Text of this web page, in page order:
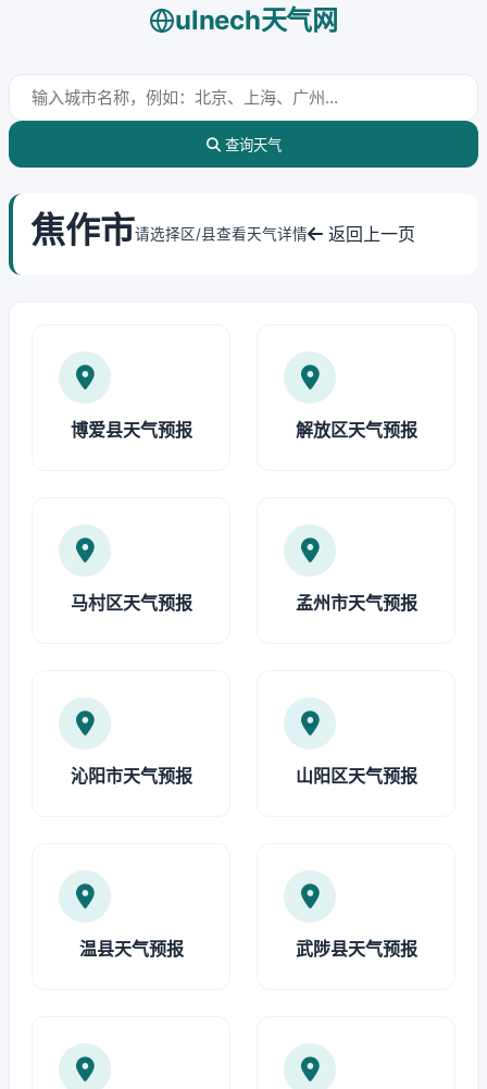
ulnech天气网
查询天气
焦作市请选择区/县查看天气详情 返回上一页
博爱县天气预报 解放区天气预报
马村区天气预报 孟州市天气预报
沁阳市天气预报 山阳区天气预报
温县天气预报 武陟县天气预报